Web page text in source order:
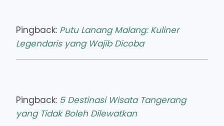
Pingback: Putu Lanang Malang: Kuliner
Legendaris yang Wajib Dicoba
Pingback: 5 Destinasi Wisata Tangerang
yang Tidak Boleh Dilewatkan